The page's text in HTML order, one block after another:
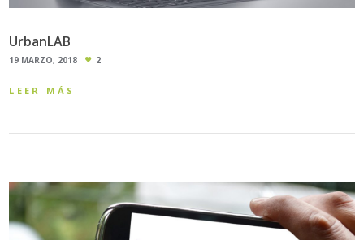
UrbanLAB
19 MARZO, 2018 2
LEER MÁS